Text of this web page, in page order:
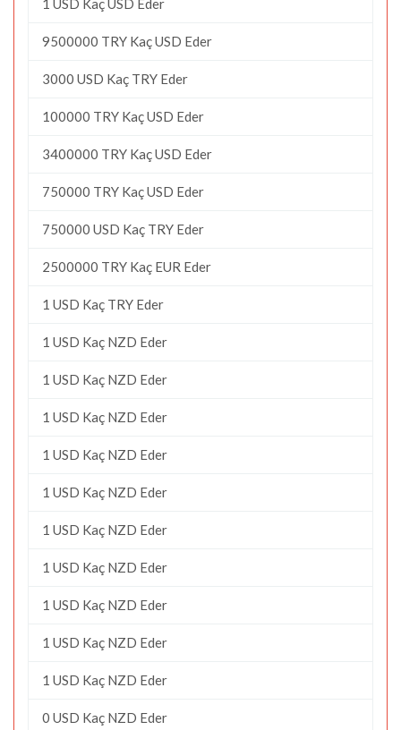
9500000 TRY Kaç USD Eder
3000 USD Kaç TRY Eder
100000 TRY Kaç USD Eder
3400000 TRY Kaç USD Eder
750000 TRY Kaç USD Eder
750000 USD Kaç TRY Eder
2500000 TRY Kaç EUR Eder
1 USD Kaç TRY Eder
1 USD Kaç NZD Eder
1 USD Kaç NZD Eder
1 USD Kaç NZD Eder
1 USD Kaç NZD Eder
1 USD Kaç NZD Eder
1 USD Kaç NZD Eder
1 USD Kaç NZD Eder
1 USD Kaç NZD Eder
1 USD Kaç NZD Eder
1 USD Kaç NZD Eder
0 USD Kaç NZD Eder